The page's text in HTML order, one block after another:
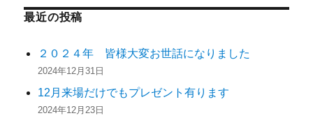
最近の投稿
２０２４年 皆様大変お世話になりました
2024年12月31日
12月来場だけでもプレゼント有ります
2024年12月23日